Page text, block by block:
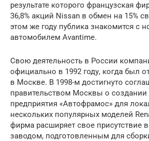
результате которого французская
36,8% акций Nissan в обмен на 15%
этом же году публика знакомится с
автомобилем Avantime.
Свою деятельность в России
официально в 1992 году, когда был
в Москве. В 1998-м достигнуто
правительством Москвы о создании
предприятия «Автофрамос» для
нескольких популярных моделей
фирма расширяет свое присутствие
заводом, подготовленным для